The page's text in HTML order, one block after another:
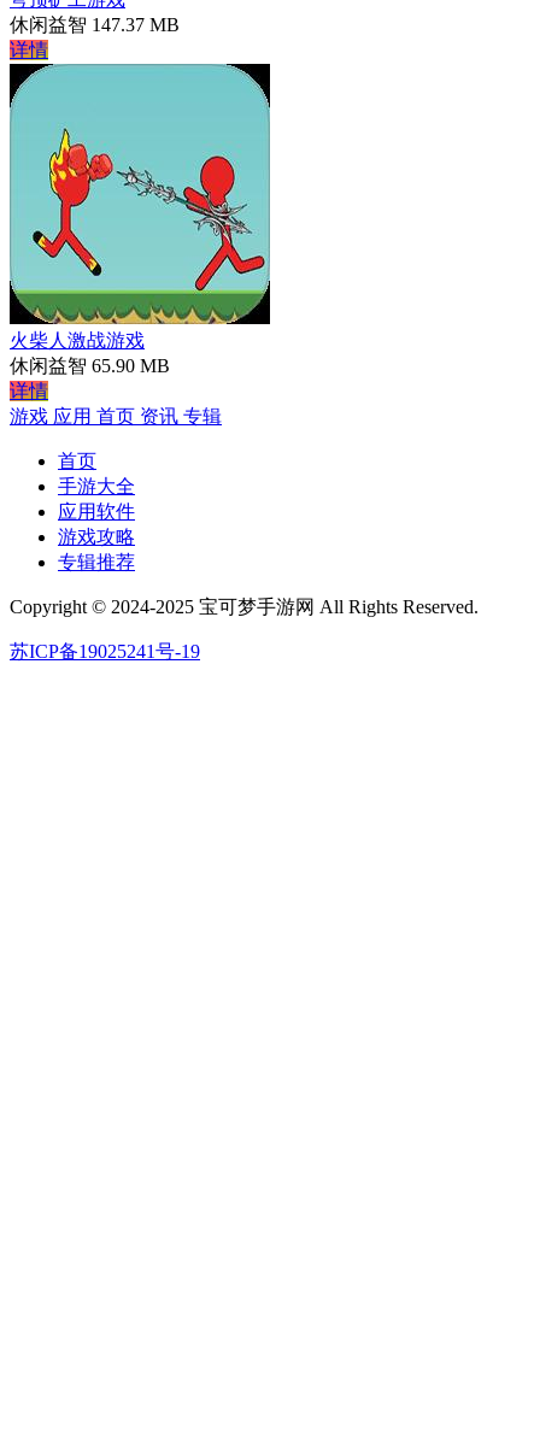
休闲益智 147.37 MB
详情
火柴人激战游戏
休闲益智 65.90 MB
详情
游戏 应用 首页 资讯 专辑
首页
手游大全
应用软件
游戏攻略
专辑推荐
Copyright © 2024-2025 宝可梦手游网 All Rights Reserved.
苏ICP备19025241号-19